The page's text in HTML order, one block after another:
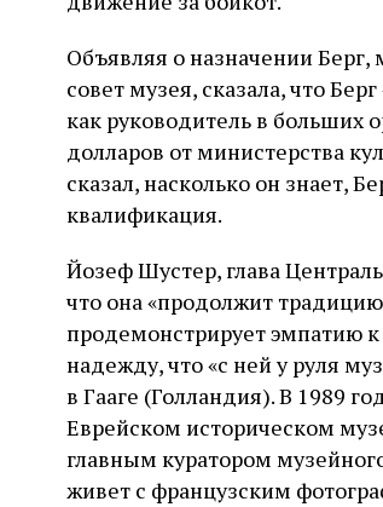
Объявляя о назначении Берг,
совет музея, сказала, что
как руководитель в больших
долларов от министерства
сказал, насколько он знает,
квалификация.
Йозеф Шустер, глава
что она «продолжит
продемонстрирует эмпатию
надежду, что «с ней у руля
в Гааге (Голландия). В 1989
Еврейском историческом
главным куратором
живет с французским